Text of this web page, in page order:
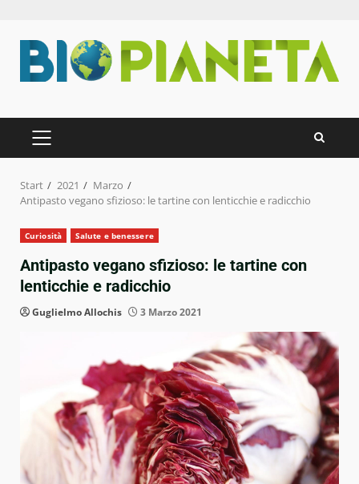
Inhalt
springen
PRIMÄRES
MENÜ
Start 2021
Marzo
Antipasto vegano sfizioso: le tartine con lenticchie e radicchio
Curiosità Salute e benessere
Antipasto vegano sfizioso: le tartine con
lenticchie e radicchio
Guglielmo Allochis 3 Marzo 2021